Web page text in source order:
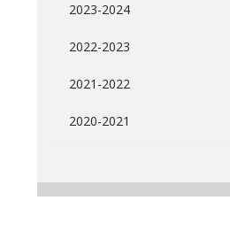
2023-2024
2022-2023
2021-2022
2020-2021